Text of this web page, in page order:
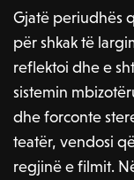
Gjatë periudhës
për shkak të
reflektoi dhe e
sistemin
dhe forconte
teatër, vendosi
regjinë e filmit.